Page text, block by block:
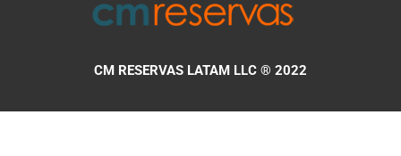
CM RESERVAS LATAM LLC ® 2022